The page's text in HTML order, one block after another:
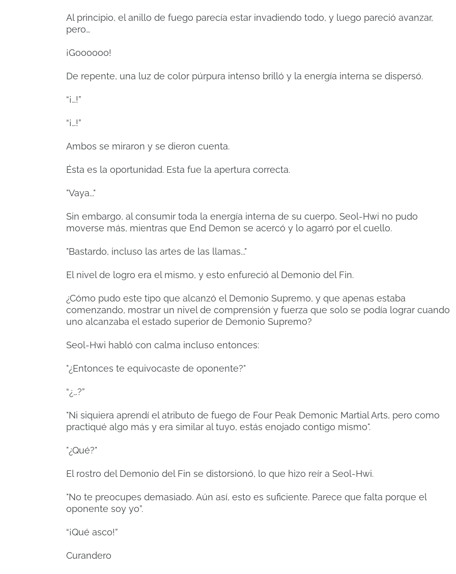
Al principio, el anillo de fuego parecía estar invadiendo todo, y luego pareció avanzar,
pero…
¡Goooooo!
De repente, una luz de color púrpura intenso brilló y la energía interna se dispersó.
“¡…!”
“¡…!”
Ambos se miraron y se dieron cuenta.
Ésta es la oportunidad. Esta fue la apertura correcta.
"Vaya..."
Sin embargo, al consumir toda la energía interna de su cuerpo, Seol-Hwi no pudo
moverse más, mientras que End Demon se acercó y lo agarró por el cuello.
"Bastardo, incluso las artes de las llamas..."
El nivel de logro era el mismo, y esto enfureció al Demonio del Fin.
¿Cómo pudo este tipo que alcanzó el Demonio Supremo, y que apenas estaba
comenzando, mostrar un nivel de comprensión y fuerza que solo se podía lograr cuando
uno alcanzaba el estado superior de Demonio Supremo?
Seol-Hwi habló con calma incluso entonces:
"¿Entonces te equivocaste de oponente?"
“¿…?”
"Ni siquiera aprendí el atributo de fuego de Four Peak Demonic Martial Arts, pero como
practiqué algo más y era similar al tuyo, estás enojado contigo mismo".
"¿Qué?"
El rostro del Demonio del Fin se distorsionó, lo que hizo reír a Seol-Hwi.
"No te preocupes demasiado. Aún así, esto es suficiente. Parece que falta porque el
oponente soy yo”.
“¡Qué asco!”
Curandero